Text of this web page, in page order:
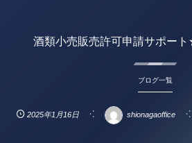
酒類小売販売許可申請サポ
ブログ一覧
2025年1月16日 shionagaoffice